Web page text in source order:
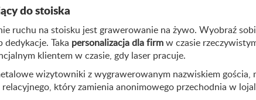
do stoiska
ruchu na stoisku jest grawerowanie na żywo. Wyobraź
Taka personalizacja dla firmw czasie
klientem w czasie, gdy laser pracuje.
wizytowniki z wygrawerowanym nazwiskiem gościa,
który zamienia anonimowego przechodnia w